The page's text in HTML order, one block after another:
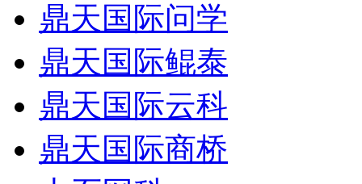
鼎天国际问学
鼎天国际鲲泰
鼎天国际云科
鼎天国际商桥